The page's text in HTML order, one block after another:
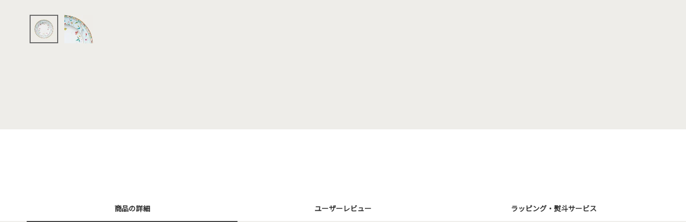
商品の詳細 ユーザーレビュー ラッピング・熨斗サービス